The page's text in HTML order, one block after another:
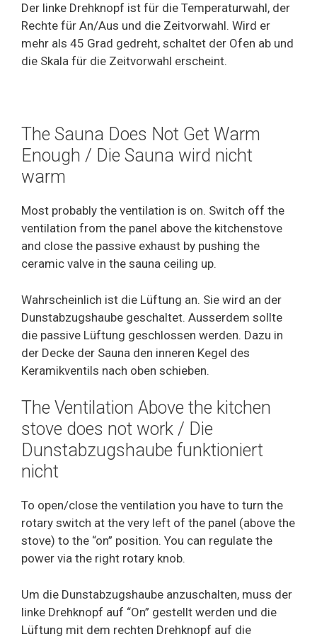
Der linke Drehknopf ist für die Temperaturwahl, der
Rechte für An/Aus und die Zeitvorwahl. Wird er
mehr als 45 Grad gedreht, schaltet der Ofen ab und
die Skala für die Zeitvorwahl erscheint.
The Sauna Does Not Get Warm
Enough / Die Sauna wird nicht
warm
Most probably the ventilation is on. Switch off the
ventilation from the panel above the kitchenstove
and close the passive exhaust by pushing the
ceramic valve in the sauna ceiling up.
Wahrscheinlich ist die Lüftung an. Sie wird an der
Dunstabzugshaube geschaltet. Ausserdem sollte
die passive Lüftung geschlossen werden. Dazu in
der Decke der Sauna den inneren Kegel des
Keramikventils nach oben schieben.
The Ventilation Above the kitchen
stove does not work / Die
Dunstabzugshaube funktioniert
nicht
To open/close the ventilation you have to turn the
rotary switch at the very left of the panel (above the
stove) to the “on” position. You can regulate the
power via the right rotary knob.
Um die Dunstabzugshaube anzuschalten, muss der
linke Drehknopf auf “On” gestellt werden und die
Lüftung mit dem rechten Drehknopf auf die